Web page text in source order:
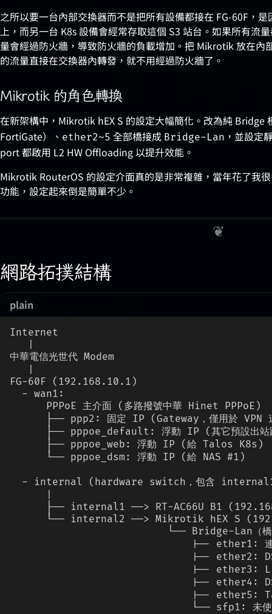
之所以要一台內部交換器而不是把所有設備都接在 FG-60F，
上，而另一台 K8s 設備會經常存取這個 S3 站台。如果所有流
量會經過防火牆，導致防火牆的負載增加。把 Mikrotik 放在內
的流量直接在交換器內轉發，就不用經過防火牆了。
Mikrotik 的角色轉換
在新架構中，Mikrotik hEX S 的設定大幅簡化。改為純 Bridge
FortiGate）、 ether2~5 全部橋接成 Bridge-Lan ，並設定
port 都啟用 L2 HW Offloading 以提升效能。
Mikrotik RouterOS 的設定介面真的是非常複雜，當年花了我
功能，設定起來倒是簡單不少。
網路拓撲結構
plain
Internet
中華電信光世代 Modem
FG-60F (192.168.10.1)
  - wan1:
      PPPoE 主介面 (多路撥號中華 Hinet PPPoE)
├── ppp2: 固定 IP (Gateway，僅用於 VPN
├── pppoe_default: 浮動 IP (其它預設出站
      ├── pppoe_web: 浮動 IP (給 Talos K8s)
      └── pppoe_dsm: 浮動 IP (給 NAS #1)
- internal (hardware switch，包含
├── internal1 ──> RT-AC66U B1
└── internal2 ──> Mikrotik hEX S
└── Bridge-Lan（
|-- ether1:
|-- ether2:
|-- ether3:
|-- ether4:
|-- ether5:
└── sfp1: 未使